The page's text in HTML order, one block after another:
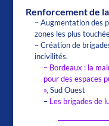
Renforcement de
– Augmentation des
zones les plus
– Création de
incivilités.
– Bordeaux : la
pour des espaces
», Sud Ouest
– Les brigades de